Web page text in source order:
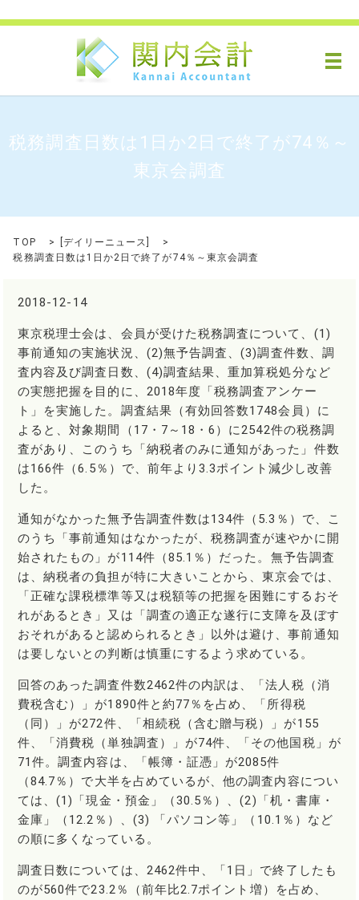
メ
税務調査日数は1日か2日で終了が74％～
東京会調査
TOP デイリーニュース
税務調査日数は1日か2日で終了が74％～東京会調査
2018-12-14
東京税理士会は、会員が受けた税務調査について、(1)
事前通知の実施状況、(2)無予告調査、(3)調査件数、調
査内容及び調査日数、(4)調査結果、重加算税処分など
の実態把握を目的に、2018年度「税務調査アンケー
ト」を実施した。調査結果（有効回答数1748会員）に
よると、対象期間（17・7～18・6）に2542件の税務調
査があり、このうち「納税者のみに通知があった」件数
は166件（6.5％）で、前年より3.3ポイント減少し改善
した。
通知がなかった無予告調査件数は134件（5.3％）で、こ
のうち「事前通知はなかったが、税務調査が速やかに開
始されたもの」が114件（85.1％）だった。無予告調査
は、納税者の負担が特に大きいことから、東京会では、
「正確な課税標準等又は税額等の把握を困難にするおそ
れがあるとき」又は「調査の適正な遂行に支障を及ぼす
おそれがあると認められるとき」以外は避け、事前通知
は要しないとの判断は慎重にするよう求めている。
回答のあった調査件数2462件の内訳は、「法人税（消
費税含む）」が1890件と約77％を占め、「所得税
（同）」が272件、「相続税（含む贈与税）」が155
件、「消費税（単独調査）」が74件、「その他国税」が
71件。調査内容は、「帳簿・証憑」が2085件
（84.7％）で大半を占めているが、他の調査内容につい
ては、(1)「現金・預金」（30.5％）、(2)「机・書庫・
金庫」（12.2％）、(3) 「パソコン等」（10.1％）など
の順に多くなっている。
調査日数については、2462件中、「1日」で終了したも
のが560件で23.2％（前年比2.7ポイント増）を占め、